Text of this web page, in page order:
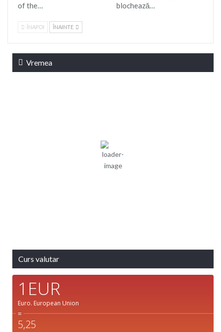
of the…
blochează…
ÎNAPOI ÎNAINTE
Vremea
Curs valutar
1EUR
Euro. European Union
=
5,25